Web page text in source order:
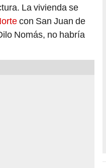
La vivienda se
con San Juan de
Nomás, no habría